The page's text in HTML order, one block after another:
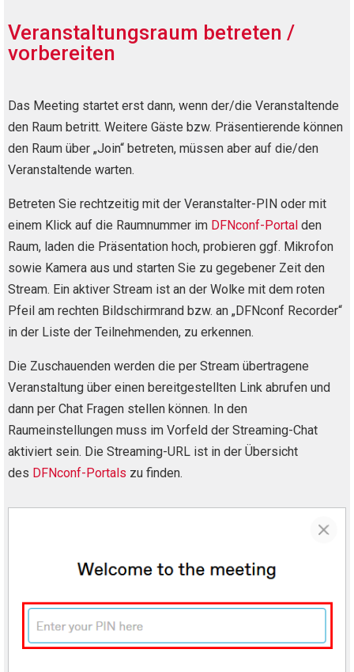
Veranstaltungsraum betreten /
vorbereiten
Das Meeting startet erst dann, wenn der/die Veranstaltende
den Raum betritt. Weitere Gäste bzw. Präsentierende können
den Raum über „Join“ betreten, müssen aber auf die/den
Veranstaltende warten.
Betreten Sie rechtzeitig mit der Veranstalter-PIN oder mit
einem Klick auf die Raumnummer im DFNconf-Portal den
Raum, laden die Präsentation hoch, probieren ggf. Mikrofon
sowie Kamera aus und starten Sie zu gegebener Zeit den
Stream. Ein aktiver Stream ist an der Wolke mit dem roten
Pfeil am rechten Bildschirmrand bzw. an „DFNconf Recorder“
in der Liste der Teilnehmenden, zu erkennen.
Die Zuschauenden werden die per Stream übertragene
Veranstaltung über einen bereitgestellten Link abrufen und
dann per Chat Fragen stellen können. In den
Raumeinstellungen muss im Vorfeld der Streaming-Chat
aktiviert sein. Die Streaming-URL ist in der Übersicht
des DFNconf-Portals zu finden.